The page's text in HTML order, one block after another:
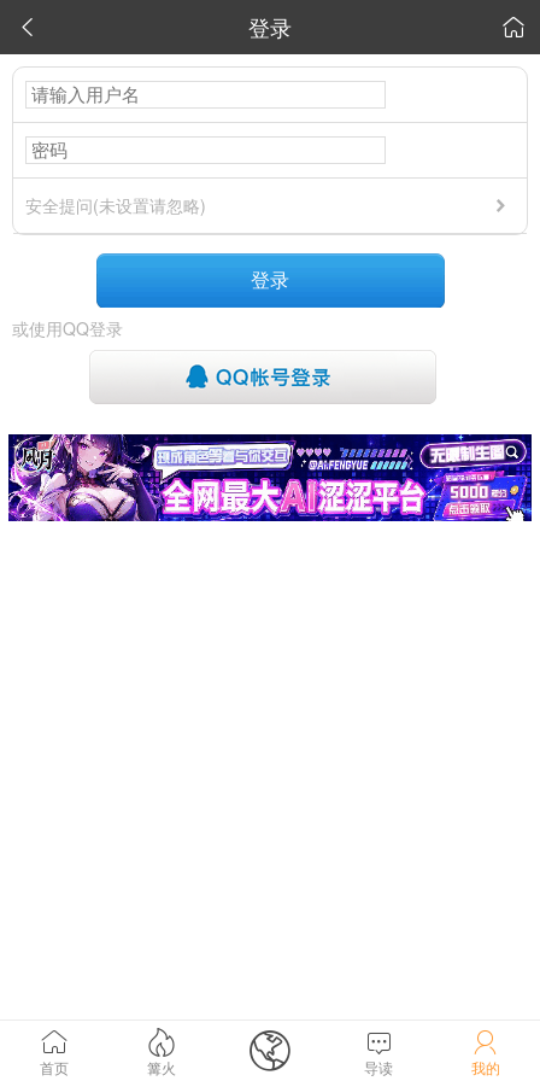
 登录 
安全提问(未设置请忽略)
登录
或使用QQ登录

首页

篝火  
导读

我的